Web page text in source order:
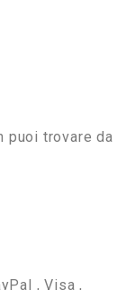
puoi trovare da
, Visa ,